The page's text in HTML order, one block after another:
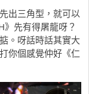
出三角型，就可以
先有得屠龍呀？
。呀話時話其實大
你個感覺仲好《仁